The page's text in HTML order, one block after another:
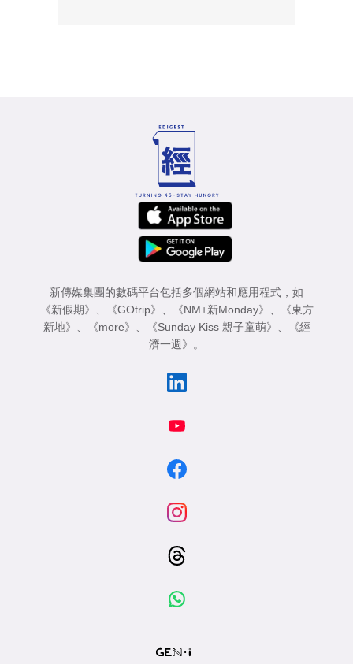
新傳媒集團的數碼平台包括多個網站和應用程式，如
《新假期》
《GOtrip》 《NM+新Monday》
《東方
新地》
《more》 《Sunday Kiss 親子童萌》
《經
濟一週》
。